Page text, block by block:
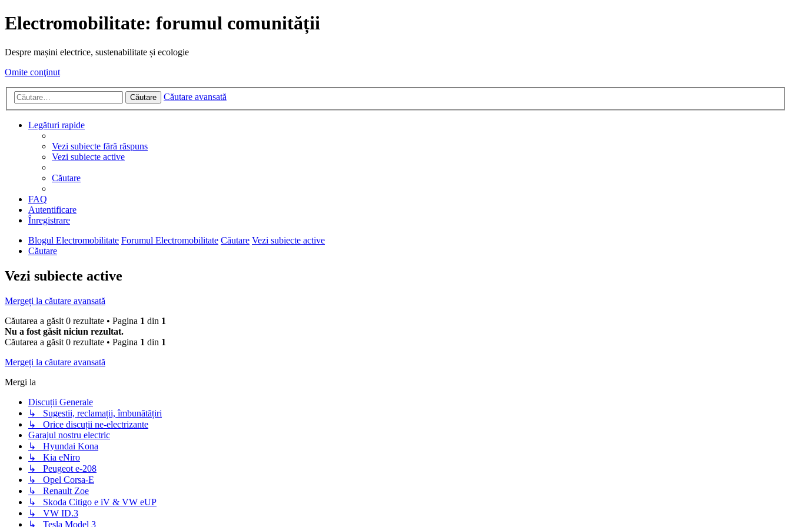
Electromobilitate: forumul comunității
Despre mașini electrice, sustenabilitate și ecologie
Omite conţinut
Căutare Căutare avansată
Legături rapide
Vezi subiecte fără răspuns
Vezi subiecte active
Căutare
FAQ
Autentificare
Înregistrare
Blogul Electromobilitate Forumul Electromobilitate Căutare Vezi subiecte active
Căutare
Vezi subiecte active
Mergeți la căutare avansată
Căutarea a găsit 0 rezultate • Pagina 1 din 1
Nu a fost găsit niciun rezultat.
Căutarea a găsit 0 rezultate • Pagina 1 din 1
Mergeți la căutare avansată
Mergi la
Discuții Generale
↳ Sugestii, reclamații, îmbunătățiri
↳ Orice discuții ne-electrizante
Garajul nostru electric
↳ Hyundai Kona
↳ Kia eNiro
↳ Peugeot e-208
↳ Opel Corsa-E
↳ Renault Zoe
↳ Skoda Citigo e iV & VW eUP
↳ VW ID.3
↳ Tesla Model 3